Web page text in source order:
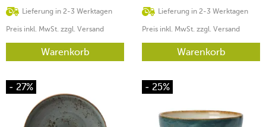
Lieferung in 2-3 Werktagen
Preis inkl. MwSt. zzgl. Versand
Warenkorb
Lieferung in 2-3 Werktagen
Preis inkl. MwSt. zzgl. Versand
Warenkorb
- 27% - 25%